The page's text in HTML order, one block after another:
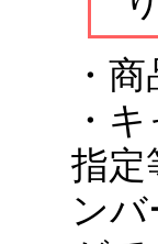
・
・
指定
ン